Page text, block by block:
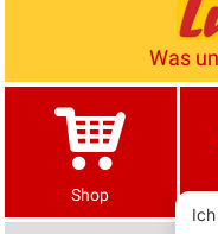
Was
Shop